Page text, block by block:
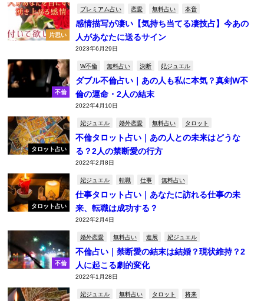
片思い
プレミアム占い 恋愛 無料占い 本音
感情描写が凄い【気持ち当てる凄技占】今あの
人があなたに送るサイン
2023年6月29日
不倫
W不倫 無料占い 決断 妃ジュエル
ダブル不倫占い｜あの人も私に本気？真剣W不
倫の運命・2人の結末
2022年4月10日
タロット占い
妃ジュエル 婚外恋愛 無料占い タロット
不倫タロット占い｜あの人との未来はどうな
る？2人の禁断愛の行方
2022年2月8日
タロット占い
妃ジュエル 転職 仕事 無料占い
仕事タロット占い｜あなたに訪れる仕事の未
来、転職は成功する？
2022年2月4日
不倫
婚外恋愛 無料占い 進展 妃ジュエル
不倫占い｜禁断愛の結末は結婚？現状維持？2
人に起こる劇的変化
2022年1月28日
妃ジュエル 無料占い タロット 将来